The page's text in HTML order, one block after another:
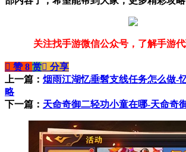
关注找手游微信公众号，了解手游
󰄼 赞8 赏󰄯 分享
上一篇： 烟雨江湖忆垂髫支线任务怎么做-
略
下一篇： 天命奇御二轻功小童在哪-天命奇